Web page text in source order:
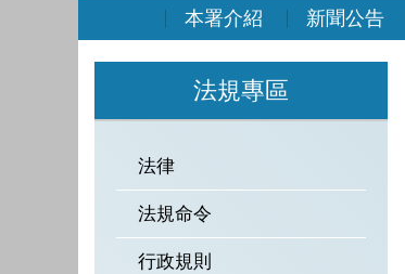
本署介紹 新聞公告
法規專區
法律
法規命令
行政規則